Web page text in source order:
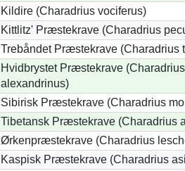
Kildire (Charadrius vociferus)
Kittlitz' Præstekrave (Charadrius
Trebåndet Præstekrave (Charadrius
Hvidbrystet Præstekrave (Charadrius
alexandrinus)
Sibirisk Præstekrave (Charadrius
Tibetansk Præstekrave (Charadrius
Ørkenpræstekrave (Charadrius
Kaspisk Præstekrave (Charadrius